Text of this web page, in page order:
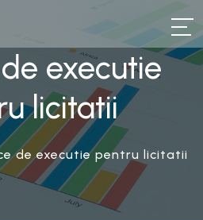
executie
licitatii
de executie pentru licitatii